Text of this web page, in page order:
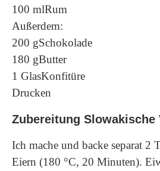
100 mlRum
Außerdem:
200 gSchokolade
180 gButter
1 GlasKonfitüre
Drucken
Zubereitung Slowakische
Ich mache und backe separat 2
Eiern (180 °C, 20 Minuten).